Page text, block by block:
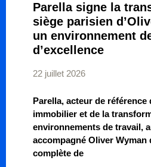
Parella signe la
siège parisien
un environnement
d’excellence
22 juillet 2026
Parella, acteur de référence
immobilier et de la
environnements de travail,
accompagné Oliver Wyman
complète de